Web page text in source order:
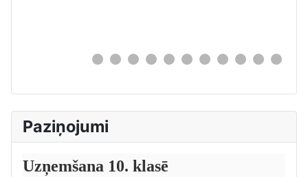
Paziņojumi
Uzņemšana 10. klasē